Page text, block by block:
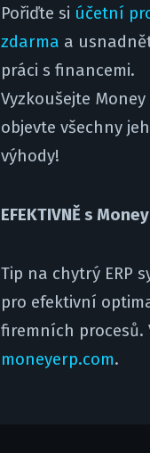
Pořiďte si účetní
zdarma a
práci s financemi.
Vyzkoušejte Money
objevte všechny
výhody!
EFEKTIVNĚ s
Tip na chytrý ERP
pro efektivní
firemních procesů.
moneyerp.com.